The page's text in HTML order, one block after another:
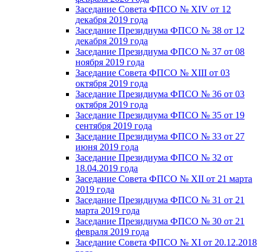
Заседание Совета ФПСО № XIV от 12
декабря 2019 года
Заседание Президиума ФПСО № 38 от 12
декабря 2019 года
Заседание Президиума ФПСО № 37 от 08
ноября 2019 года
Заседание Совета ФПСО № XIII от 03
октября 2019 года
Заседание Президиума ФПСО № 36 от 03
октября 2019 года
Заседание Президиума ФПСО № 35 от 19
сентября 2019 года
Заседание Президиума ФПСО № 33 от 27
июня 2019 года
Заседание Президиума ФПСО № 32 от
18.04.2019 года
Заседание Совета ФПСО № XII от 21 марта
2019 года
Заседание Президиума ФПСО № 31 от 21
марта 2019 года
Заседание Президиума ФПСО № 30 от 21
февраля 2019 года
Заседание Совета ФПСО № XI от 20.12.2018